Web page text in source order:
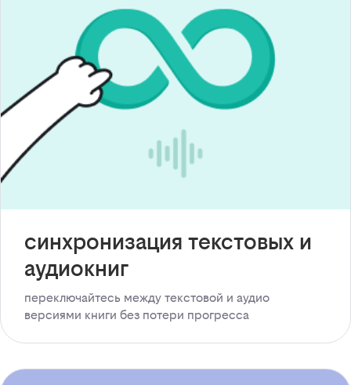
синхронизация текстовых и
аудиокниг
переключайтесь между текстовой и аудио
версиями книги без потери прогресса